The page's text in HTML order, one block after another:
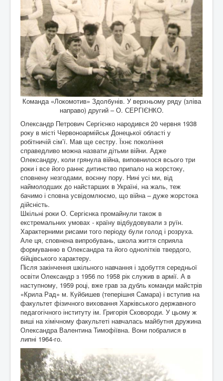
Команда «Локомотив» Здолбунів. У верхньому ряду (зліва
направо) другий – О. СЕРГІЄНКО.
Олександр Петрович Сергієнко народився 20 червня 1938
року в місті Червоноармійськ Донецької області у
робітничій сім’ї. Мав ще сестру. Їхнє покоління
справедливо можна назвати дітьми війни. Адже
Олександру, коли грянула війна, виповнилося всього три
роки і все його раннє дитинство припало на жорстоку,
сповнену незгодами, воєнну пору. Нині усі ми, від
наймолодших до найстарших в Україні, на жаль, теж
бачимо і сповна усвідомлюємо, що війна – дуже жорстока
дійсність.
Шкільні роки О. Сергієнка промайнули також в
екстремальних умовах - країну відбудовували з руїн.
Характерними рисами того періоду були голод і розруха.
Але ця, сповнена випробувань, школа життя сприяла
формуванню в Олександра та його однолітків твердого,
бійцівського характеру.
Після закінчення шкільного навчання і здобуття середньої
освіти Олександр з 1956 по 1958 рік служив в армії. А в
наступному, 1959 році, вже грав за дубль команди майстрів
«Крила Рад» м. Куйбишев (теперішня Самара) і вступив на
факультет фізичного виховання Харківського державного
педагогічного інституту ім. Григорія Сковороди. У цьому ж
виші на хімічному факультеті навчалась майбутня дружина
Олександра Валентина Тимофіївна. Вони побралися в
липні 1964-го.